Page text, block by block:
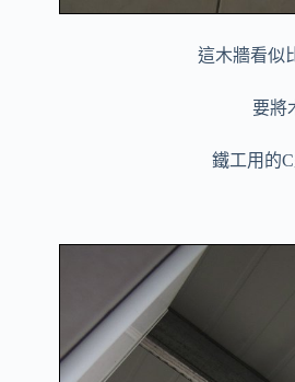
這木牆看似
要將
鐵工用的